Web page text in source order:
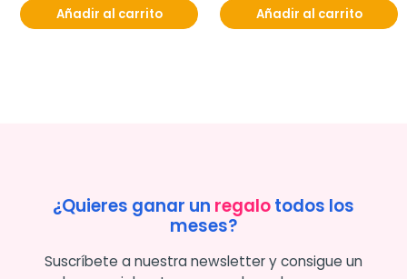
Añadir al carrito Añadir al carrito
¿Quieres ganar un regalotodos los
meses?
Suscríbete a nuestra newsletter y consigue un